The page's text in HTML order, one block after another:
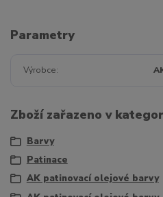
Parametry
Výrobce
Zboží zařazeno v
Barvy
Patinace
AK patinovací olejové barvy